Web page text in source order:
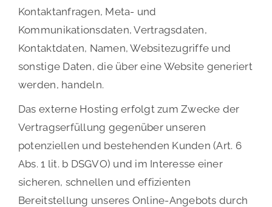
Kontaktanfragen, Meta- und
Kommunikationsdaten, Vertragsdaten,
Kontaktdaten, Namen, Websitezugriffe und
sonstige Daten, die über eine Website generiert
werden, handeln.
Das externe Hosting erfolgt zum Zwecke der
Vertragserfüllung gegenüber unseren
potenziellen und bestehenden Kunden (Art. 6
Abs. 1 lit. b DSGVO) und im Interesse einer
sicheren, schnellen und effizienten
Bereitstellung unseres Online-Angebots durch